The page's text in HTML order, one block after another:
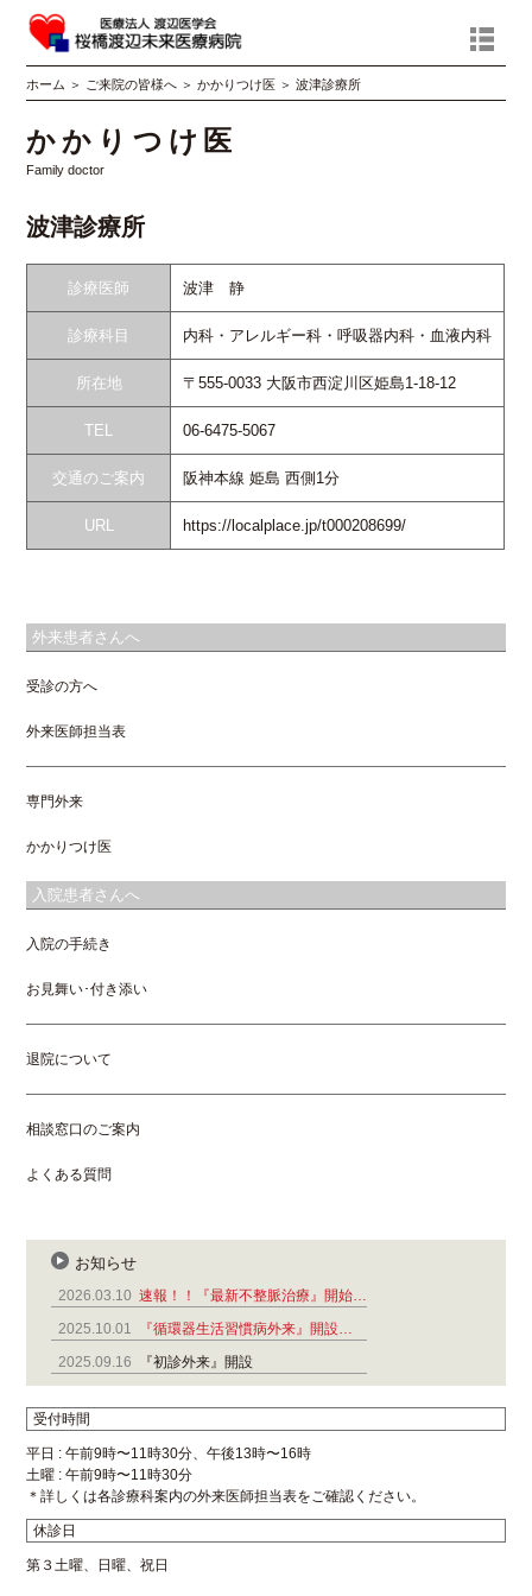
ホーム ＞ ご来院の皆様へ ＞かかりつけ医 ＞波津診療所
かかりつけ医
Family doctor
波津診療所
診療医師 波津 静
診療科目 内科・アレルギー科・呼吸器内科・血液内科
所在地 〒555-0033 大阪市西淀川区姫島1-18-12
TEL 06‐6475‐5067
交通のご案内 阪神本線 姫島 西側1分
URL https://localplace.jp/t000208699/
外来患者さんへ
受診の方へ
外来医師担当表
専門外来
かかりつけ医
入院患者さんへ
入院の手続き
お見舞い･付き添い
退院について
相談窓口のご案内
よくある質問
お知らせ
2026.03.10 速報！！『最新不整脈治療』開始…
2025.10.01
『循環器生活習慣病外来』開設…
2025.09.16
『初診外来』開設
受付時間
平日 : 午前9時〜11時30分、午後13時〜16時
土曜 : 午前9時〜11時30分
＊詳しくは各診療科案内の外来医師担当表をご確認ください。
休診日
第３土曜、日曜、祝日